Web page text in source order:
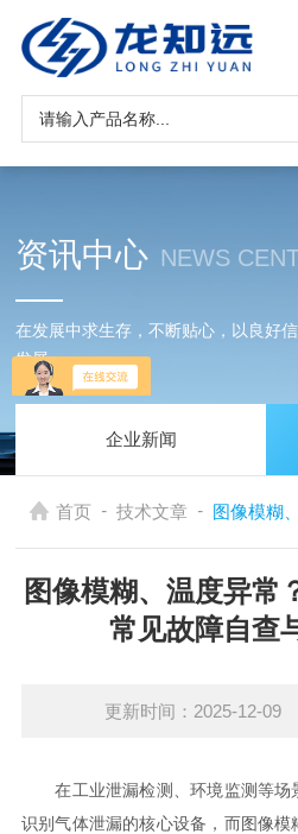
资讯中心 NEWS
在发展中求生存，不断贴心，以良好
发展
企业新闻
首页 - 技术文章 - 图像模糊、温度异
图像模糊、温度异常
常见故障自查
更新时间：2025-12-
在工业泄漏检测、环境监测等场
识别气体泄漏的核心设备，而图像